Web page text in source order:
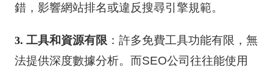
錯，影響網站排名或違反搜尋引擎規範。
3. 工具和資源有限 ：許多免費工具功能有限，無
法提供深度數據分析。而SEO公司往往能使用